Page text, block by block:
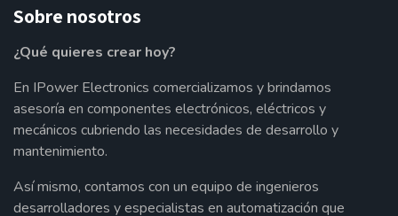
Sobre nosotros
¿Qué quieres crear hoy?
En IPower Electronics comercializamos y brindamos
asesoría en componentes electrónicos, eléctricos y
mecánicos cubriendo las necesidades de desarrollo y
mantenimiento.
Así mismo, contamos con un equipo de ingenieros
desarrolladores y especialistas en automatización que